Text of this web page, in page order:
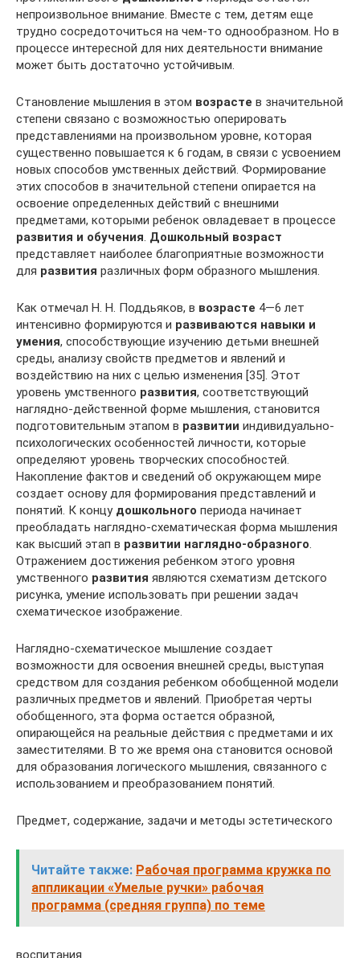
непроизвольное внимание. Вместе с тем, детям еще
трудно сосредоточиться на чем-то однообразном. Но в
процессе интересной для них деятельности внимание
может быть достаточно устойчивым.
Становление мышления в этом возрасте в значительной
степени связано с возможностью оперировать
представлениями на произвольном уровне, которая
существенно повышается к 6 годам, в связи с усвоением
новых способов умственных действий. Формирование
этих способов в значительной степени опирается на
освоение определенных действий с внешними
предметами, которыми ребенок овладевает в процессе
развития и обучения. Дошкольный возраст
представляет наиболее благоприятные возможности
для развития различных форм образного мышления.
Как отмечал Н. Н. Поддьяков, в возрасте 4—6 лет
интенсивно формируются и развиваются навыки и
умения, способствующие изучению детьми внешней
среды, анализу свойств предметов и явлений и
воздействию на них с целью изменения [35]. Этот
уровень умственного развития, соответствующий
наглядно-действенной форме мышления, становится
подготовительным этапом в развитии индивидуально-
психологических особенностей личности, которые
определяют уровень творческих способностей.
Накопление фактов и сведений об окружающем мире
создает основу для формирования представлений и
понятий. К концу дошкольного периода начинает
преобладать наглядно-схематическая форма мышления
как высший этап в развитии наглядно-образного.
Отражением достижения ребенком этого уровня
умственного развития являются схематизм детского
рисунка, умение использовать при решении задач
схематическое изображение.
Наглядно-схематическое мышление создает
возможности для освоения внешней среды, выступая
средством для создания ребенком обобщенной модели
различных предметов и явлений. Приобретая черты
обобщенного, эта форма остается образной,
опирающейся на реальные действия с предметами и их
заместителями. В то же время она становится основой
для образования логического мышления, связанного с
использованием и преобразованием понятий.
Предмет, содержание, задачи и методы эстетического
Читайте также: Рабочая программа кружка по
аппликации «Умелые ручки» рабочая
программа (средняя группа) по теме
воспитания